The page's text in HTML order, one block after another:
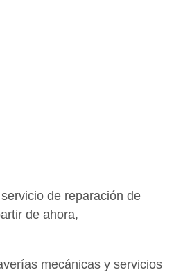
de reparación de
de ahora,
mecánicas y servicios